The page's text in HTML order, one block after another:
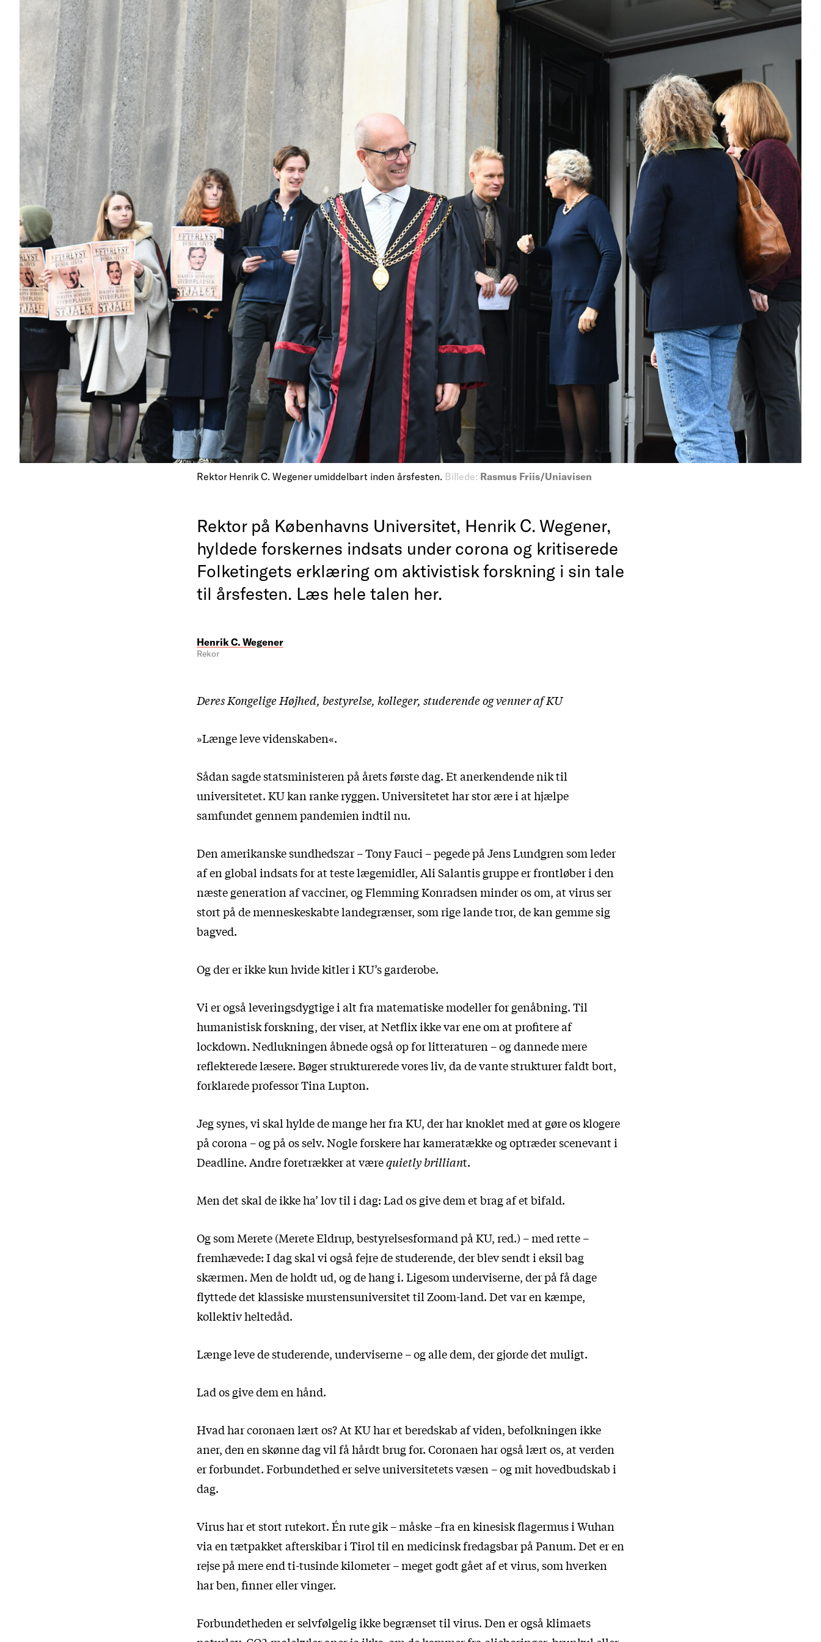
Rektor Henrik C. Wegener umiddelbart inden årsfesten. Billede: Rasmus Friis/Uniavisen
Rektor på Københavns Universitet, Henrik C. Wegener,
hyldede forskernes indsats under corona og kritiserede
Folketingets erklæring om aktivistisk forskning i sin tale
til årsfesten. Læs hele talen her.
Henrik C. Wegener
Rekor
Deres Kongelige Højhed, bestyrelse, kolleger, studerende og venner af KU
»Længe leve videnskaben«.
Sådan sagde statsministeren på årets første dag. Et anerkendende nik til
universitetet. KU kan ranke ryggen. Universitetet har stor ære i at hjælpe
samfundet gennem pandemien indtil nu.
Den amerikanske sundhedszar – Tony Fauci – pegede på Jens Lundgren som leder
af en global indsats for at teste lægemidler, Ali Salantis gruppe er frontløber i den
næste generation af vacciner, og Flemming Konradsen minder os om, at virus ser
stort på de menneskeskabte landegrænser, som rige lande tror, de kan gemme sig
bagved.
Og der er ikke kun hvide kitler i KU’s garderobe.
Vi er også leveringsdygtige i alt fra matematiske modeller for genåbning. Til
humanistisk forskning, der viser, at Netflix ikke var ene om at profitere af
lockdown. Nedlukningen åbnede også op for litteraturen – og dannede mere
reflekterede læsere. Bøger strukturerede vores liv, da de vante strukturer faldt bort,
forklarede professor Tina Lupton.
Jeg synes, vi skal hylde de mange her fra KU, der har knoklet med at gøre os klogere
på corona – og på os selv. Nogle forskere har kameratække og optræder scenevant i
Deadline. Andre foretrækker at værequietly brilliant.
Men det skal de ikke ha’ lov til i dag: Lad os give dem et brag af et bifald.
Og som Merete (Merete Eldrup, bestyrelsesformand på KU, red.) – med rette –
fremhævede: I dag skal vi også fejre de studerende, der blev sendt i eksil bag
skærmen. Men de holdt ud, og de hang i. Ligesom underviserne, der på få dage
flyttede det klassiske murstensuniversitet til Zoom-land. Det var en kæmpe,
kollektiv heltedåd.
Længe leve de studerende, underviserne – og alle dem, der gjorde det muligt.
Lad os give dem en hånd.
Hvad har coronaen lært os? At KU har et beredskab af viden, befolkningen ikke
aner, den en skønne dag vil få hårdt brug for. Coronaen har også lært os, at verden
er forbundet. Forbundethed er selve universitetets væsen – og mit hovedbudskab i
dag.
Virus har et stort rutekort. Én rute gik – måske –fra en kinesisk flagermus i Wuhan
via en tætpakket afterskibar i Tirol til en medicinsk fredagsbar på Panum. Det er en
rejse på mere end ti-tusinde kilometer – meget godt gået af et virus, som hverken
har ben, finner eller vinger.
Forbundetheden er selvfølgelig ikke begrænset til virus. Den er også klimaets